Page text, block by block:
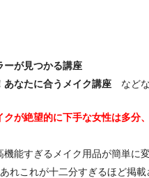
ーが見つかる講座
あなたに合うメイク講座 などな
クが絶望的に下手な女性は多分
機能すぎるメイク用品が簡単
れこれが十二分すぎるほど掲